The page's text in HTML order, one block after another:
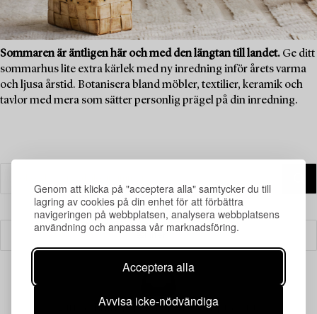
Genom att klicka på "acceptera alla" samtycker du till
lagring av cookies på din enhet för att förbättra
navigeringen på webbplatsen, analysera webbplatsens
användning och anpassa vår marknadsföring.
Acceptera alla
Avvisa icke-nödvändiga
Sommaren är äntligen här och med den längtan till landet. Ge ditt
sommarhus lite extra kärlek med ny inredning inför årets varma
och ljusa årstid. Botanisera bland möbler, textilier, keramik och
tavlor med mera som sätter personlig prägel på din inredning.
Din sökning gav ingen träff just nu.